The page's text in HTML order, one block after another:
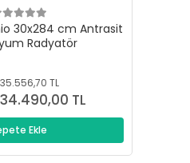
30x284 cm Antrasit
Radyatör
35.556,70 TL
34.490,00 TL
Ekle